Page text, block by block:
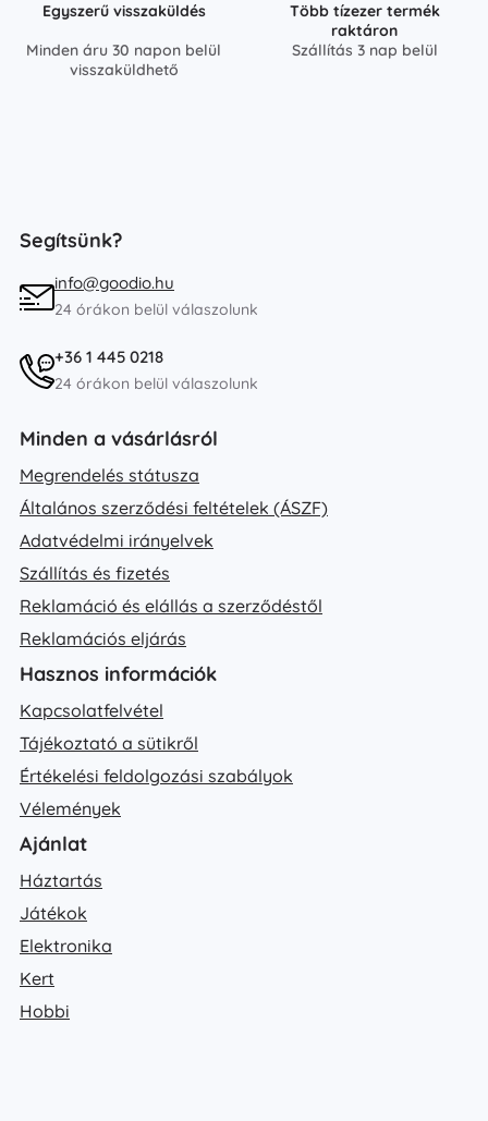
Egyszerű visszaküldés
Minden áru 30 napon belül
visszaküldhető
Több tízezer termék
raktáron
Szállítás 3 nap belül
Segítsünk?
info@goodio.hu
24 órákon belül válaszolunk
+36 1 445 0218
24 órákon belül válaszolunk
Minden a vásárlásról
Megrendelés státusza
Általános szerződési feltételek (ÁSZF)
Adatvédelmi irányelvek
Szállítás és fizetés
Reklamáció és elállás a szerződéstől
Reklamációs eljárás
Hasznos információk
Kapcsolatfelvétel
Tájékoztató a sütikről
Értékelési feldolgozási szabályok
Vélemények
Ajánlat
Háztartás
Játékok
Elektronika
Kert
Hobbi